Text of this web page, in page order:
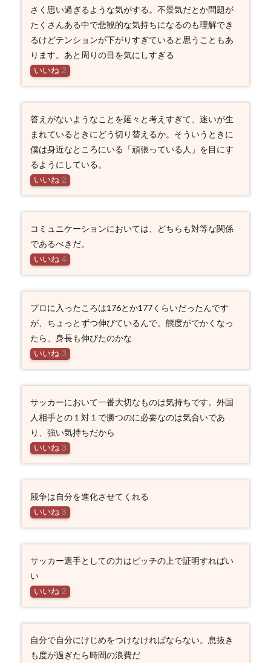
さく思い過ぎるような気がする。不景気だとか問題が
たくさんある中で悲観的な気持ちになるのも理解でき
るけどテンションが下がりすぎていると思うこともあ
ります。あと周りの目を気にしすぎる
いいね 2
答えがないようなことを延々と考えすぎて、迷いが生
まれているときにどう切り替えるか。そういうときに
僕は身近なところにいる「頑張っている人」を目にす
るようにしている。
いいね 2
コミュニケーションにおいては、どちらも対等な関係
であるべきだ。
いいね 4
プロに入ったころは176とか177くらいだったんです
が、ちょっとずつ伸びているんで。態度がでかくなっ
たら、身長も伸びたのかな
いいね 3
サッカーにおいて一番大切なものは気持ちです。外国
人相手との１対１で勝つのに必要なのは気合いであ
り、強い気持ちだから
いいね 3
競争は自分を進化させてくれる
いいね 3
サッカー選手としての力はピッチの上で証明すればい
い
いいね 2
自分で自分にけじめをつけなければならない。息抜き
も度が過ぎたら時間の浪費だ